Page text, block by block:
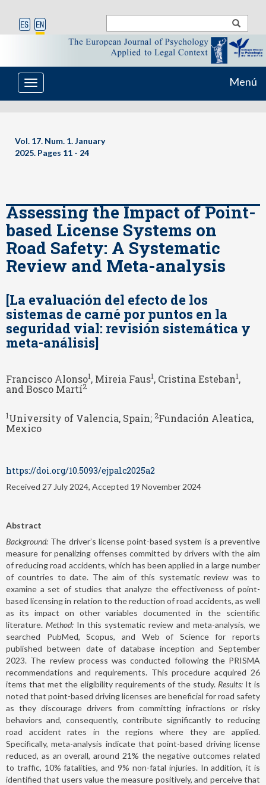
Toggle
navigation
Menú
Vol. 17. Num. 1. January
2025. Pages 11 - 24
Assessing the Impact of Point-
based License Systems on
Road Safety: A Systematic
Review and Meta-analysis
[La evaluación del efecto de los
sistemas de carné por puntos en la
seguridad vial: revisión sistemática y
meta-análisis]
Francisco Alonso1, Mireia Faus1, Cristina Esteban1,
and Bosco Martí2
1University of Valencia, Spain; 2Fundación Aleatica,
Mexico
https://doi.org/10.5093/ejpalc2025a2
Received 27 July 2024, Accepted 19 November 2024
Abstract
Background: The driver’s license point-based system is a preventive
measure for penalizing offenses committed by drivers with the aim
of reducing road accidents, which has been applied in a large number
of countries to date. The aim of this systematic review was to
examine a set of studies that analyze the effectiveness of point-
based licensing in relation to the reduction of road accidents, as well
as its impact on other variables documented in the scientific
literature. Method: In this systematic review and meta-analysis, we
searched PubMed, Scopus, and Web of Science for reports
published between date of database inception and September
2023. The review process was conducted following the PRISMA
recommendations and requirements. This procedure acquired 26
items that met the eligibility requirements of the study. Results: It is
noted that point-based driving licenses are beneficial for road safety
as they discourage drivers from committing infractions or risky
behaviors and, consequently, contribute significantly to reducing
road accident rates in the regions where they are applied.
Specifically, meta-analysis indicate that point-based driving license
reduced, as an overall, around 21% the negative outcomes related
to traffic, 10% fatalities, and 9% non-fatal injuries. In addition, it is
identified that users value the measure positively, and perceive that